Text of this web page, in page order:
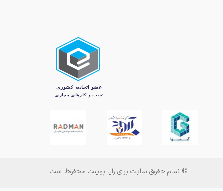
© تمام حقوق سایت برای رایا پوینت محفوظ است.